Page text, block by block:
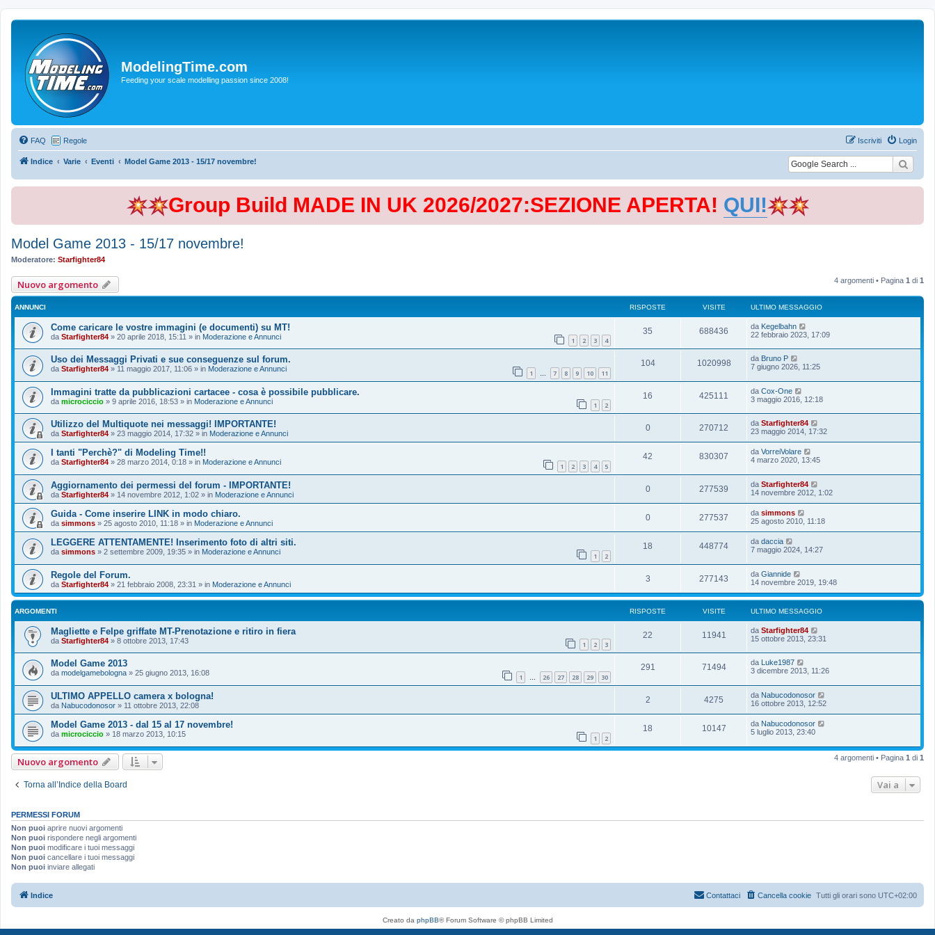
ModelingTime.com
Feeding your scale modelling passion since 2008!
FAQ Regole Login
Iscriviti
Indice Varie Eventi Model Game 2013 - 15/17 novembre!
Group Build MADE IN UK 2026/2027:SEZIONE APERTA! QUI!
Model Game 2013 - 15/17 novembre!
Moderatore: Starfighter84
Nuovo argomento 4 argomenti • Pagina 1 di 1
ANNUNCI RISPOSTE VISITE ULTIMO MESSAGGIO
Come caricare le vostre immagini (e documenti) su MT!
da Starfighter84 » 20 aprile 2018, 15:11 » in Moderazione e Annunci 1 2 3 4
35 688436 da Kegelbahn
22 febbraio 2023, 17:09
Uso dei Messaggi Privati e sue conseguenze sul forum.
da Starfighter84 » 11 maggio 2017, 11:06 » in Moderazione e Annunci 1 … 7 8 9 10 11
104 1020998 da Bruno P
7 giugno 2026, 11:25
Immagini tratte da pubblicazioni cartacee - cosa è possibile pubblicare.
da microciccio » 9 aprile 2016, 18:53 » in Moderazione e Annunci 1 2
16 425111 da Cox-One
3 maggio 2016, 12:18
Utilizzo del Multiquote nei messaggi! IMPORTANTE!
da Starfighter84 » 23 maggio 2014, 17:32 » in Moderazione e Annunci
0 270712 da Starfighter84
23 maggio 2014, 17:32
I tanti "Perchè?" di Modeling Time!!
da Starfighter84 » 28 marzo 2014, 0:18 » in Moderazione e Annunci 1 2 3 4 5
42 830307 da VorreiVolare
4 marzo 2020, 13:45
Aggiornamento dei permessi del forum - IMPORTANTE!
da Starfighter84 » 14 novembre 2012, 1:02 » in Moderazione e Annunci
0 277539 da Starfighter84
14 novembre 2012, 1:02
Guida - Come inserire LINK in modo chiaro.
da simmons » 25 agosto 2010, 11:18 » in Moderazione e Annunci
0 277537 da simmons
25 agosto 2010, 11:18
LEGGERE ATTENTAMENTE! Inserimento foto di altri siti.
da simmons » 2 settembre 2009, 19:35 » in Moderazione e Annunci 1 2
18 448774 da daccia
7 maggio 2024, 14:27
Regole del Forum.
da Starfighter84 » 21 febbraio 2008, 23:31 » in Moderazione e Annunci
3 277143 da Giannide
14 novembre 2019, 19:48
ARGOMENTI RISPOSTE VISITE ULTIMO MESSAGGIO
Magliette e Felpe griffate MT-Prenotazione e ritiro in fiera
da Starfighter84 » 8 ottobre 2013, 17:43 1 2 3
22 11941 da Starfighter84
15 ottobre 2013, 23:31
Model Game 2013
da modelgamebologna » 25 giugno 2013, 16:08 1 … 26 27 28 29 30
291 71494 da
Luke1987
3 dicembre 2013, 11:26
ULTIMO APPELLO camera x bologna!
da Nabucodonosor » 11 ottobre 2013, 22:08
2 4275 da Nabucodonosor
16 ottobre 2013, 12:52
Model Game 2013 - dal 15 al 17 novembre!
da microciccio » 18 marzo 2013, 10:15 1 2
18 10147 da Nabucodonosor
5 luglio 2013, 23:40
Nuovo argomento 4 argomenti • Pagina 1 di 1
Torna all’Indice della Board Vai a
PERMESSI FORUM
Non puoi aprire nuovi argomenti
Non puoi rispondere negli argomenti
Non puoi modificare i tuoi messaggi
Non puoi cancellare i tuoi messaggi
Non puoi inviare allegati
Indice Tutti gli orari sono UTC+02:00
Cancella cookie
Contattaci
Creato da phpBB® Forum Software © phpBB Limited